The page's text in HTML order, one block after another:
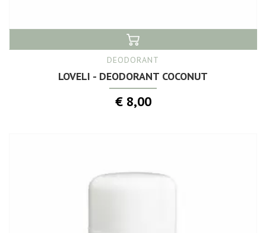
DEODORANT
LOVELI - DEODORANT COCONUT
€ 8,00